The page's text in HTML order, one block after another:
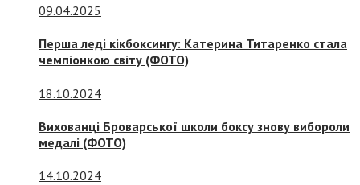
09.04.2025
Перша леді кікбоксингу: Катерина Титаренко стала
чемпіонкою світу (ФОТО)
18.10.2024
Вихованці Броварської школи боксу знову вибороли
медалі (ФОТО)
14.10.2024